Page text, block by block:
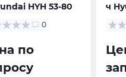
HYH 53-80
0
по
ч